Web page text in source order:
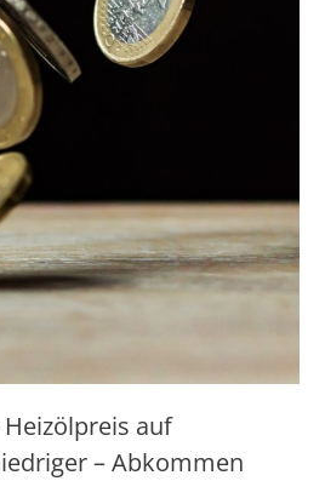
auf
– Abkommen